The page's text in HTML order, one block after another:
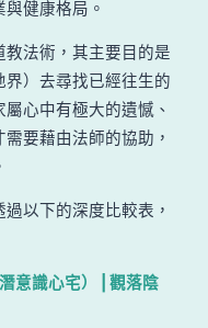
健康格局。
法術，其主要目的是
）去尋找已經往生的
心中有極大的遺憾、
要藉由法師的協助，
以下的深度比較表，
意識心宅） | 觀落陰